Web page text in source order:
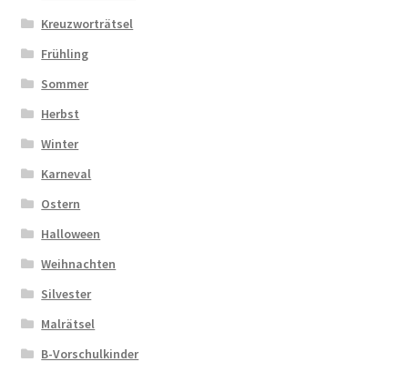
Kreuzworträtsel
Frühling
Sommer
Herbst
Winter
Karneval
Ostern
Halloween
Weihnachten
Silvester
Malrätsel
B-Vorschulkinder